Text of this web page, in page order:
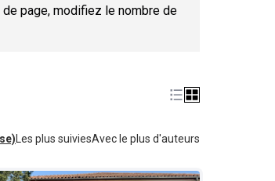
page, modifiez le nombre de
Les plus suiviesAvec le plus d'auteurs